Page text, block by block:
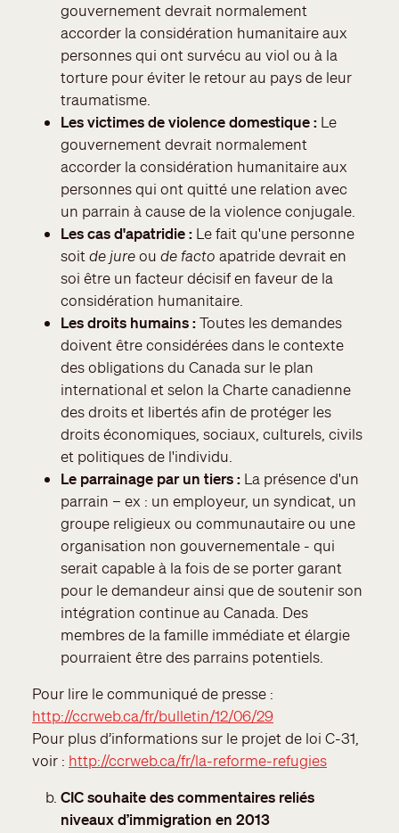
gouvernement devrait normalement
accorder la considération humanitaire aux
personnes qui ont survécu au viol ou à la
torture pour éviter le retour au pays de leur
traumatisme.
Les victimes de violence domestique : Le
gouvernement devrait normalement
accorder la considération humanitaire aux
personnes qui ont quitté une relation avec
un parrain à cause de la violence conjugale.
Les cas d'apatridie : Le fait qu'une personne
soitde jureou de facto apatride devrait en
soi être un facteur décisif en faveur de la
considération humanitaire.
Les droits humains :Toutes les demandes
doivent être considérées dans le contexte
des obligations du Canada sur le plan
international et selon la Charte canadienne
des droits et libertés afin de protéger les
droits économiques, sociaux, culturels, civils
et politiques de l'individu.
Le parrainage par un tiers : La présence d'un
parrain – ex : un employeur, un syndicat, un
groupe religieux ou communautaire ou une
organisation non gouvernementale - qui
serait capable à la fois de se porter garant
pour le demandeur ainsi que de soutenir son
intégration continue au Canada. Des
membres de la famille immédiate et élargie
pourraient être des parrains potentiels.
Pour lire le communiqué de presse :
http://ccrweb.ca/fr/bulletin/12/06/29
Pour plus d’informations sur le projet de loi C-31,
voir : http://ccrweb.ca/fr/la-reforme-refugies
CIC souhaite des commentaires reliés
niveaux d’immigration en 2013